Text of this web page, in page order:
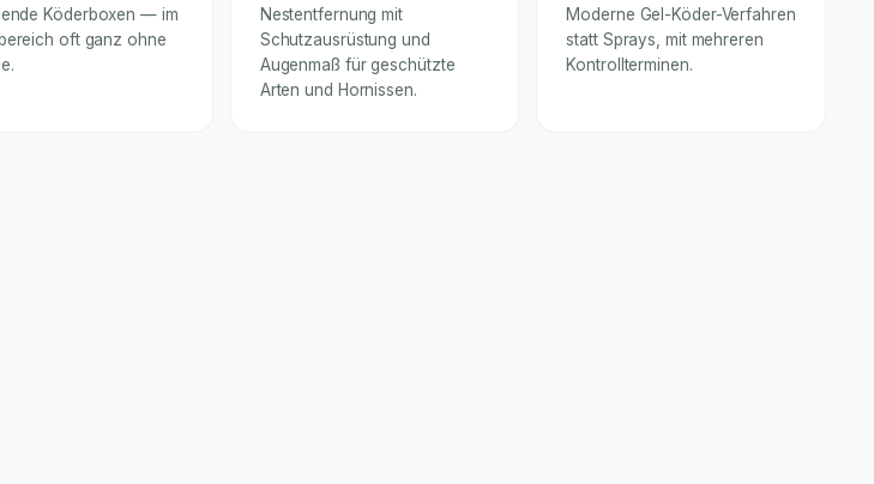
Köderboxen — im
oft ganz ohne
Nestentfernung mit
Schutzausrüstung und
Augenmaß für geschützte
Arten und Hornissen.
Moderne Gel-Köder-Verfahren
statt Sprays, mit mehreren
Kontrollterminen.